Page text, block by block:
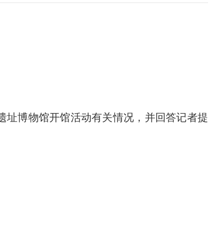
址博物馆开馆活动有关情况 ， 并回答记者提